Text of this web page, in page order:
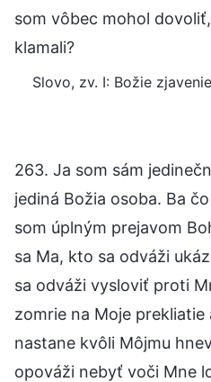
som vôbec mohol
klamali?
Slovo, zv. I: Božie
263. Ja som sám
jediná Božia osoba. Ba
som úplným prejavom
sa Ma, kto sa odváži
sa odváži vysloviť proti
zomrie na Moje
nastane kvôli Môjmu
opováži nebyť voči Mne